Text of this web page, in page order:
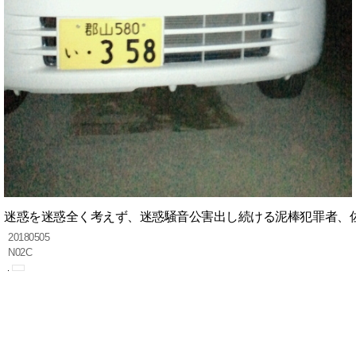
迷惑を迷惑全く考えず、迷惑騒音公害出し続ける泥棒犯罪者、
20180505
N02C